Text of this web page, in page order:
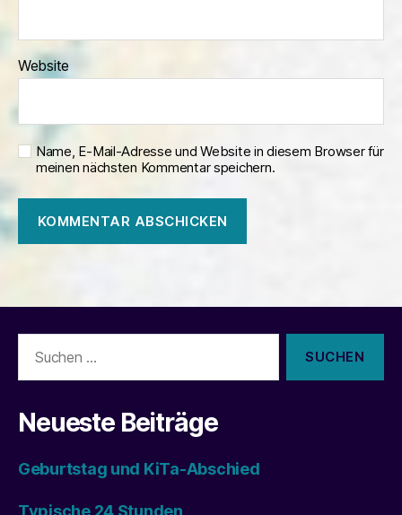
Website
Name, E-Mail-Adresse und Website in diesem Browser für
meinen nächsten Kommentar speichern.
nach:
Neueste Beiträge
Geburtstag und KiTa-Abschied
Typische 24 Stunden